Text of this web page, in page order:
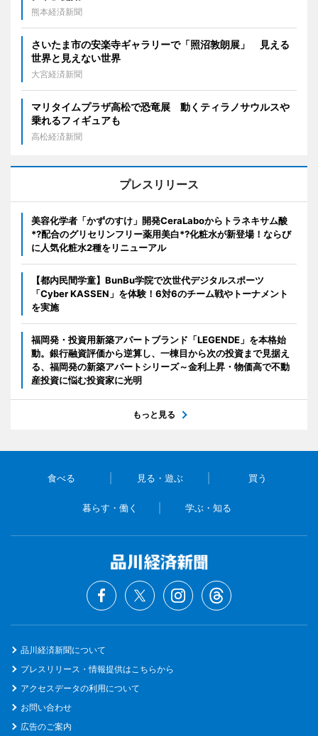
熊本経済新聞
さいたま市の安楽寺ギャラリーで「照沼敦朗展」 見える
世界と見えない世界
大宮経済新聞
マリタイムプラザ高松で恐竜展 動くティラノサウルスや
乗れるフィギュアも
高松経済新聞
プレスリリース
美容化学者「かずのすけ」開発CeraLaboからトラネキサム酸
*?配合のグリセリンフリー薬用美白*?化粧水が新登場！ならび
に人気化粧水2種をリニューアル
【都内民間学童】BunBu学院で次世代デジタルスポーツ
「Cyber KASSEN」を体験！6対6のチーム戦やトーナメント
を実施
福岡発・投資用新築アパートブランド「LEGENDE」を本格始
動。銀行融資評価から逆算し、一棟目から次の投資まで見据え
る、福岡発の新築アパートシリーズ～金利上昇・物価高で不動
産投資に悩む投資家に光明
もっと見る
食べる 見る・遊ぶ 買う
暮らす・働く 学ぶ・知る
品川経済新聞について
プレスリリース・情報提供はこちらから
アクセスデータの利用について
お問い合わせ
広告のご案内